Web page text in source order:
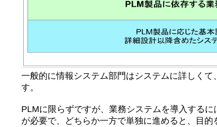
一般的に情報システム部門はシステムに詳しくて
す。
PLMに限らずですが、業務システムを導入するに
が必要で、どちらか一方で単独に進めると、目的